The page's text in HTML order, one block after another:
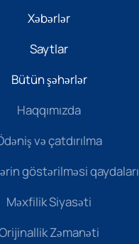
Xəbərlər
Saytlar
Bütün şəhərlər
Haqqımızda
və çatdırılma
göstərilməsi qaydaları
Məxfilik Siyasəti
Zəmanəti